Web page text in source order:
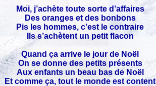
Moi, j’achète toute sorte d’affaires
Des oranges et des bonbons
Pis les hommes, c’est le contraire
Ils s’achètent un petit flacon
Quand ça arrive le jour de Noël
On se donne des petits présents
Aux enfants un beau bas de Noël
Et comme ça, tout le monde est content